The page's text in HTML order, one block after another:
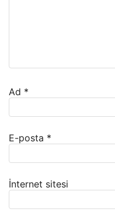
Ad *
E-posta *
İnternet sitesi